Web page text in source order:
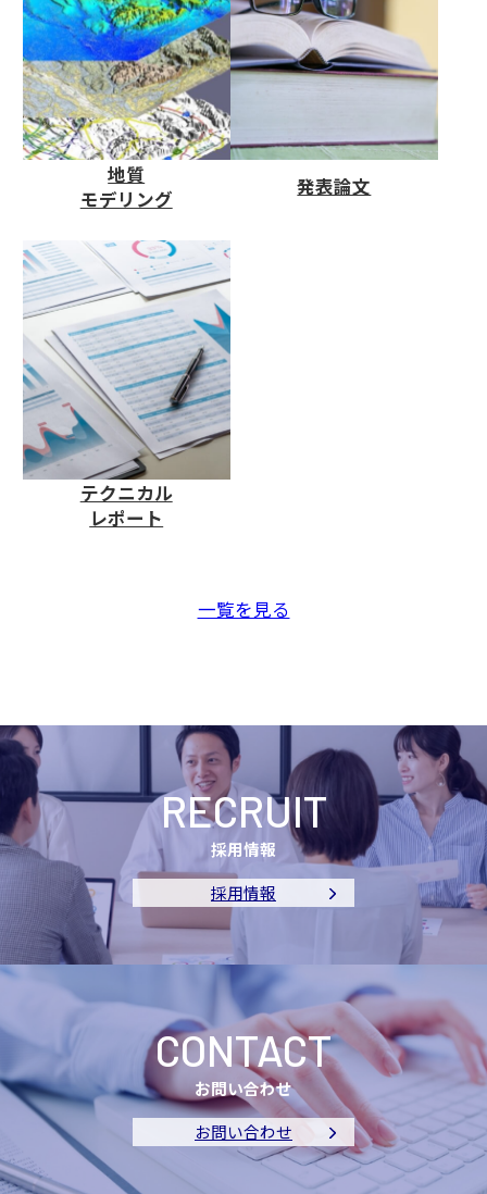
地質
モデリング
発表論文
テクニカル
レポート
一覧を見る
RECRUIT
採用情報
採用情報
CONTACT
お問い合わせ
お問い合わせ